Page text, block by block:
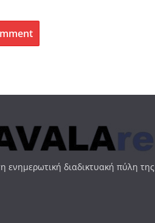
ενημερωτική διαδικτυακή πύλη